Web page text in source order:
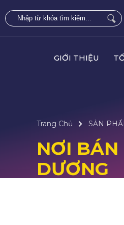
GIỚI THIỆU
Trang Chủ SẢN
NƠI BÁN
DƯƠNG